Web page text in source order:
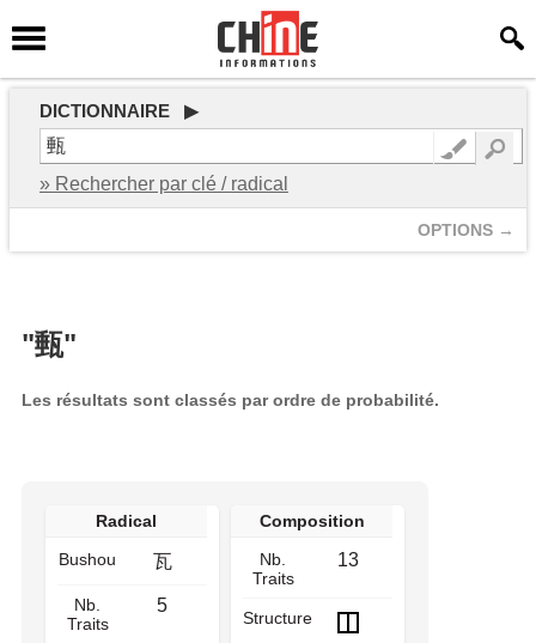
DICTIONNAIRE ▶
» Rechercher par clé / radical
OPTIONS →
"甀"
Les résultats sont classés par ordre de probabilité.
Radical
Bushou
瓦
Nb.
Traits
5
Composition
Nb.
Traits
13
Structure